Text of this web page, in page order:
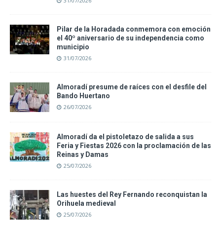
Pilar de la Horadada conmemora con emoción
el 40º aniversario de su independencia como
municipio
31/07/2026
Almoradí presume de raíces con el desfile del
Bando Huertano
26/07/2026
Almoradí da el pistoletazo de salida a sus
Feria y Fiestas 2026 con la proclamación de las
Reinas y Damas
25/07/2026
Las huestes del Rey Fernando reconquistan la
Orihuela medieval
25/07/2026